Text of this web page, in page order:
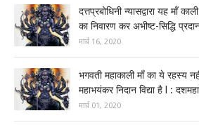
दत्तप्रबोधिनी न्यासद्वारा यह माँ
का निवारण कर अभीष्ट-सिद्धि
मार्च 16, 2020
भगवती महाकाली माँ का ये रहस्य
महाभयंकर निदान विद्या है l :
मार्च 01, 2020